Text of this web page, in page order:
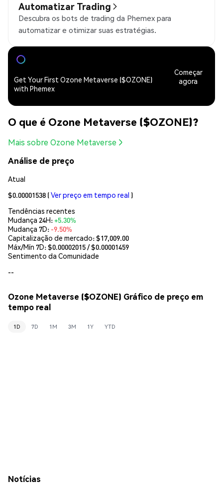
Automatizar Trading
Descubra os bots de trading da Phemex para
automatizar e otimizar suas estratégias.
Get Your First Ozone Metaverse ($OZONE)
with Phemex
Começar
agora
O que é Ozone Metaverse ($OZONE)?
Mais sobre Ozone Metaverse
Análise de preço
Atual
$0.00001538 (Ver preço em tempo real )
Tendências recentes
Mudança 24H:+5.30%
Mudança 7D: -9.50%
Capitalização de mercado:$17,009.00
Máx/Mín 7D: $0.00002015/ $0.00001459
Sentimento da Comunidade
--
Ozone Metaverse ($OZONE) Gráfico de preço em
tempo real
1D 7D 1M 3M 1Y YTD
Notícias